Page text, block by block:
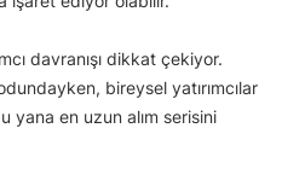
davranışı dikkat çekiyor.
bireysel yatırımcılar
yana en uzun alım serisini